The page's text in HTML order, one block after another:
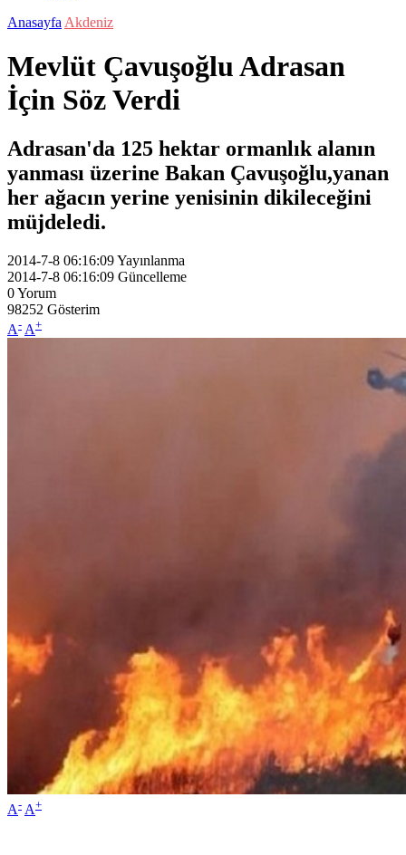
Anasayfa Akdeniz
Mevlüt Çavuşoğlu Adrasan
İçin Söz Verdi
Adrasan'da 125 hektar ormanlık alanın
yanması üzerine Bakan Çavuşoğlu,yanan
her ağacın yerine yenisinin dikileceğini
müjdeledi.
2014-7-8 06:16:09Yayınlanma
2014-7-8 06:16:09 Güncelleme
0Yorum
98252 Gösterim
A- A+
A- A+